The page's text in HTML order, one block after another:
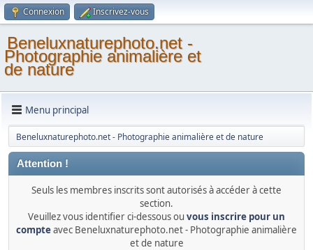
Connexion Inscrivez-vous
Beneluxnaturephoto.net -
Photographie animalière et
de nature
Menu principal
Beneluxnaturephoto.net - Photographie animalière et de nature
Attention !
Seuls les membres inscrits sont autorisés à accéder à cette
section.
Veuillez vous identifier ci-dessous ou vous inscrire pour un
compteavec Beneluxnaturephoto.net - Photographie animalière
et de nature